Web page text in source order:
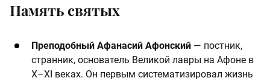
Память святых
Преподобный Афанасий Афонский — постник,
странник, основатель Великой лавры на Афоне в
X–XI веках. Он первым систематизировал жизнь